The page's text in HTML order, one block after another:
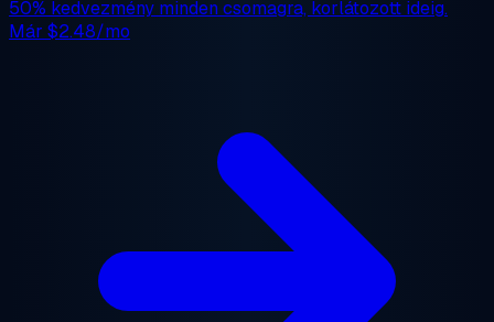
50% kedvezmény minden csomagra, korlátozott ideig.
Már $2.48/mo